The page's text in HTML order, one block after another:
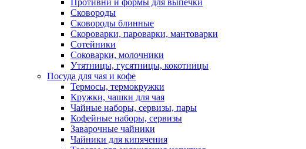
Противни и формы для выпечки
Сковороды
Сковороды блинные
Скороварки, пароварки, мантоварки
Сотейники
Соковарки, молочники
Утятницы, гусятницы, кокотницы
Посуда для чая и кофе
Термосы, термокружки
Кружки, чашки для чая
Чайные наборы, сервизы, пары
Кофейные наборы, сервизы
Заварочные чайники
Чайники для кипячения